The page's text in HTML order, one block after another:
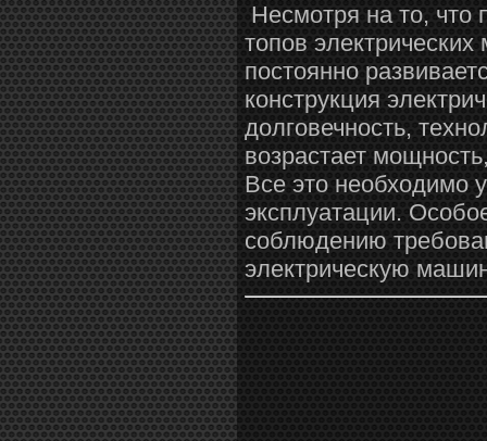
Несмотря на то, что
топов
постоянно
конструкция
долговечность,
возрастает
Все это необходимо
эксплуатации.
соблюдению
электрическую